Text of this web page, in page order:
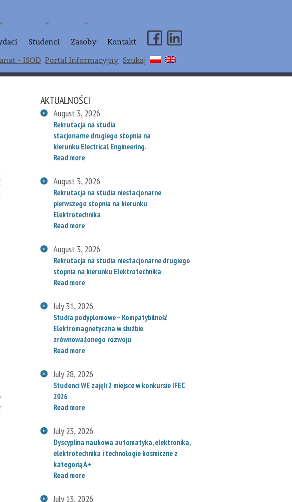
Studenci Zasoby
Kontakt
- ISOD Portal Informacyjny Szukaj
AKTUALNOŚCI
August 3, 2026
Rekrutacja na studia
stacjonarne drugiego stopnia na
kierunku Electrical Engineering.
Read more
August 3, 2026
Rekrutacja na studia niestacjonarne
pierwszego stopnia na kierunku
Elektrotechnika
Read more
August 3, 2026
Rekrutacja na studia niestacjonarne drugiego
stopnia na kierunku Elektrotechnika
Read more
July 31, 2026
Studia podyplomowe – Kompatybilność
Elektromagnetyczna w służbie
zrównoważonego rozwoju
Read more
July 28, 2026
Studenci WE zajęli 2 miejsce w konkursie IFEC
2026
Read more
July 23, 2026
Dyscyplina naukowa automatyka, elektronika,
elektrotechnika i technologie kosmiczne z
kategorią A+
Read more
July 13, 2026